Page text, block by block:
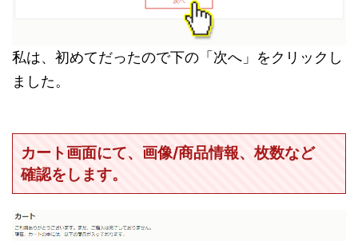
私は、初めてだったので下の「次へ」をクリックし
ました。
カート画面にて、画像/商品情報、枚数など
確認をします。